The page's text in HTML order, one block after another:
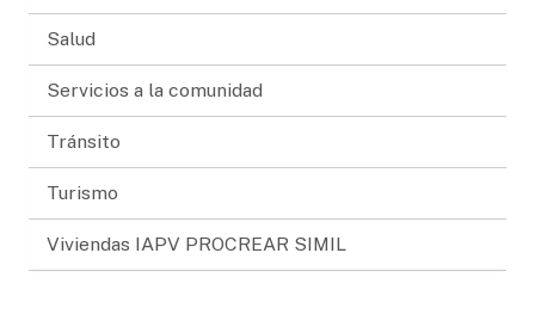
Salud
Servicios a la comunidad
Tránsito
Turismo
Viviendas IAPV PROCREAR SIMIL